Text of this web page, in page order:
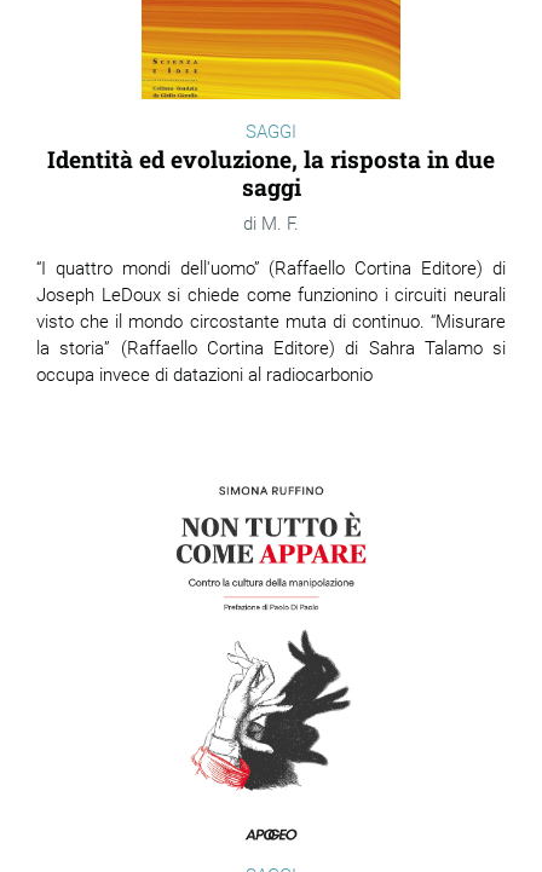
SAGGI
Identità ed evoluzione, la risposta in due
saggi
M. F.
“I quattro mondi dell'uomo” (Raffaello Cortina Editore) di
Joseph LeDoux si chiede come funzionino i circuiti neurali
visto che il mondo circostante muta di continuo. “Misurare
la storia” (Raffaello Cortina Editore) di Sahra Talamo si
occupa invece di datazioni al radiocarbonio